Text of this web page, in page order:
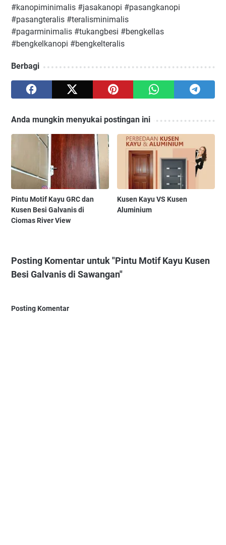
#kanopiminimalis #jasakanopi #pasangkanopi
#pasangteralis #teralisminimalis
#pagarminimalis #tukangbesi #bengkellas
#bengkelkanopi #bengkelteralis
Berbagi
Anda mungkin menyukai postingan ini
Pintu Motif Kayu GRC dan
Kusen Besi Galvanis di
Ciomas River View
Kusen Kayu VS Kusen
Aluminium
Posting Komentar untuk "Pintu Motif Kayu Kusen
Besi Galvanis di Sawangan"
Posting Komentar